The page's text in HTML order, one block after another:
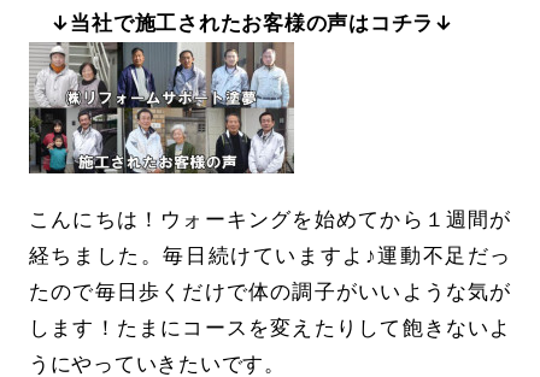
↓当社で施工されたお客様の声はコチラ↓
こんにちは！ウォーキングを始めてから１週間が
経ちました。毎日続けていますよ♪運動不足だっ
たので毎日歩くだけで体の調子がいいような気が
します！たまにコースを変えたりして飽きないよ
うにやっていきたいです。